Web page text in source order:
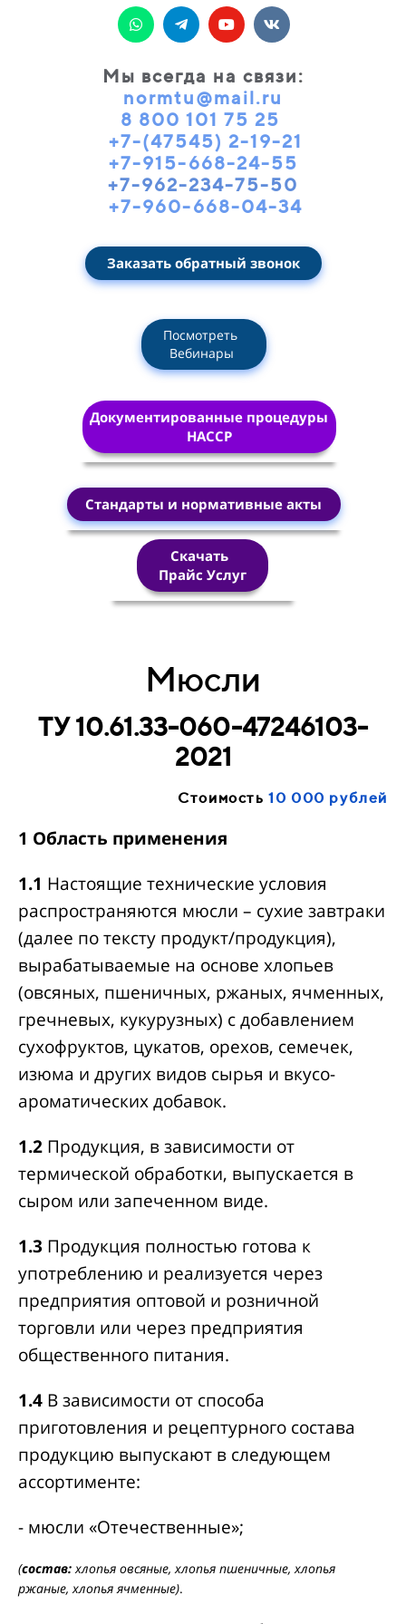
Мы всегда на связи:
normtu@mail.ru
8 800 101 75 25
+7-(47545) 2-19-21
+7-915-668-24-55
+7-962-234-75-50
+7-960-668-04-34
Заказать обратный звонок
Посмотреть
Вебинары
Скачать
Прайс Услуг
Документированные процедуры
HACCP
Стандарты и нормативные акты
Мюсли
ТУ 10.61.33-060-47246103-
2021
Стоимость10 000 рублей
1 Область применения
1.1 Настоящие технические условия
распространяются мюсли – сухие завтраки
(далее по тексту продукт/продукция),
вырабатываемые на основе хлопьев
(овсяных, пшеничных, ржаных, ячменных,
гречневых, кукурузных) с добавлением
сухофруктов, цукатов, орехов, семечек,
изюма и других видов сырья и вкусо-
ароматических добавок.
1.2 Продукция, в зависимости от
термической обработки, выпускается в
сыром или запеченном виде.
1.3 Продукция полностью готова к
употреблению и реализуется через
предприятия оптовой и розничной
торговли или через предприятия
общественного питания.
1.4 В зависимости от способа
приготовления и рецептурного состава
продукцию выпускают в следующем
ассортименте:
- мюсли «Отечественные»;
(состав:хлопья овсяные, хлопья пшеничные, хлопья
ржаные, хлопья ячменные).